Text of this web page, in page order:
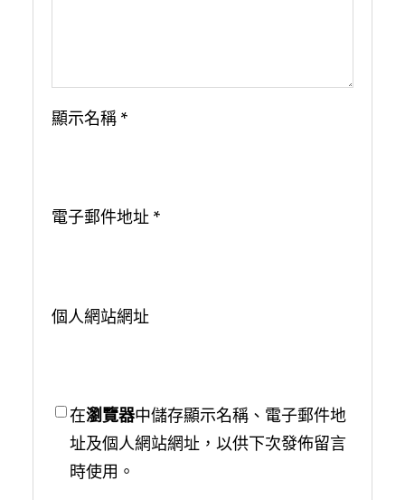
顯示名稱 *
電子郵件地址 *
個人網站網址
在瀏覽器中儲存顯示名稱、電子郵件地
址及個人網站網址，以供下次發佈留言
時使用。